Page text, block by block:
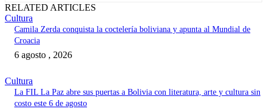
RELATED ARTICLES
Cultura
Camila Zerda conquista la coctelería boliviana y apunta al Mundial de
Croacia
6 agosto , 2026
Cultura
La FIL La Paz abre sus puertas a Bolivia con literatura, arte y cultura sin
costo este 6 de agosto